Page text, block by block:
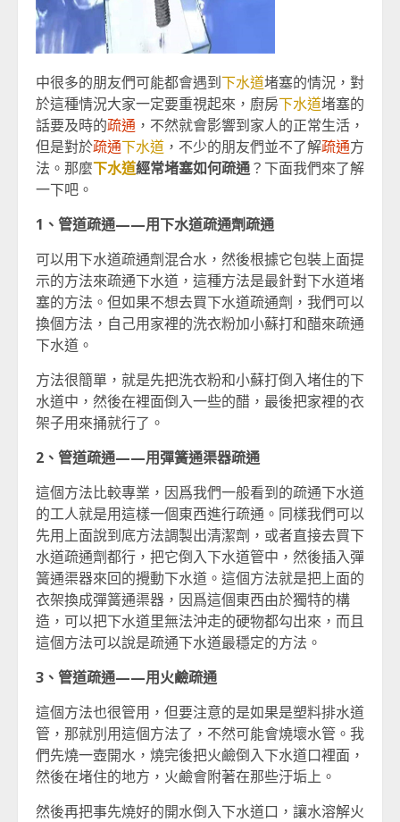
中很多的朋友們可能都會遇到下水道堵塞的情況，對
於這種情況大家一定要重視起來，廚房下水道堵塞的
話要及時的疏通 ，不然就會影響到家人的正常生活，
但是對於疏通下水道 ，不少的朋友們並不了解疏通方
法。那麼下水道經常堵塞如何疏通？下面我們來了解
一下吧。
1、管道疏通——用下水道疏通劑疏通
可以用下水道疏通劑混合水，然後根據它包裝上面提
示的方法來疏通下水道，這種方法是最針對下水道堵
塞的方法。但如果不想去買下水道疏通劑，我們可以
換個方法，自己用家裡的洗衣粉加小蘇打和醋來疏通
下水道。
方法很簡單，就是先把洗衣粉和小蘇打倒入堵住的下
水道中，然後在裡面倒入一些的醋，最後把家裡的衣
架子用來捅就行了。
2、管道疏通——用彈簧通渠器疏通
這個方法比較專業，因爲我們一般看到的疏通下水道
的工人就是用這樣一個東西進行疏通。同樣我們可以
先用上面說到底方法調製出清潔劑，或者直接去買下
水道疏通劑都行，把它倒入下水道管中，然後插入彈
簧通渠器來回的攪動下水道。這個方法就是把上面的
衣架換成彈簧通渠器，因爲這個東西由於獨特的構
造，可以把下水道里無法沖走的硬物都勾出來，而且
這個方法可以說是疏通下水道最穩定的方法。
3、管道疏通——用火鹼疏通
這個方法也很管用，但要注意的是如果是塑料排水道
管，那就別用這個方法了，不然可能會燒壞水管。我
們先燒一壺開水，燒完後把火鹼倒入下水道口裡面，
然後在堵住的地方，火鹼會附著在那些汙垢上。
然後再把事先燒好的開水倒入下水道口，讓水溶解火